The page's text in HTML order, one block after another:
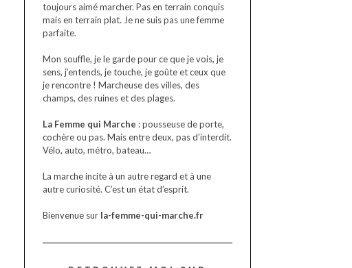
toujours aimé marcher. Pas en terrain conquis
mais en terrain plat. Je ne suis pas une femme
parfaite.
Mon souffle, je le garde pour ce que je vois, je
sens, j’entends, je touche, je goûte et ceux que
je rencontre ! Marcheuse des villes, des
champs, des ruines et des plages.
La Femme qui Marche : pousseuse de porte,
cochère ou pas. Mais entre deux, pas d’interdit.
Vélo, auto, métro, bateau…
La marche incite à un autre regard et à une
autre curiosité. C’est un état d’esprit.
Bienvenue sur la-femme-qui-marche.fr